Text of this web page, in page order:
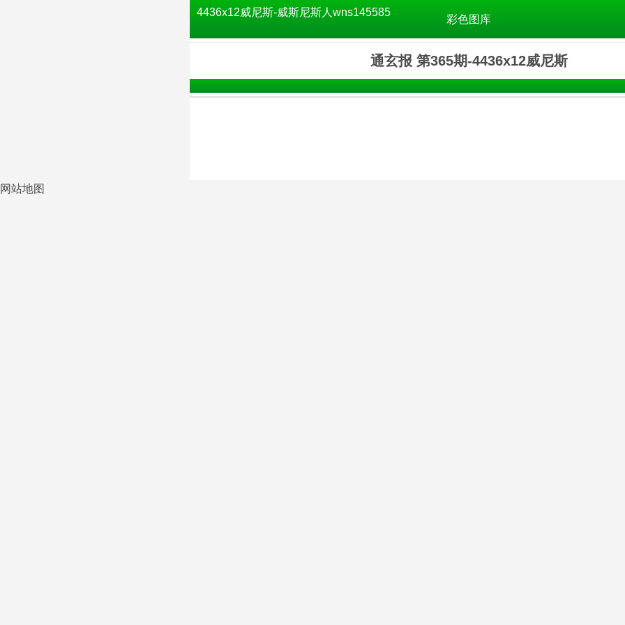
4436x12威尼斯-威斯尼斯人wns145585
彩色图库
通玄报 第365期-4436x12威尼斯
网站地图